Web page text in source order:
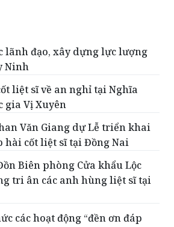
lãnh đạo, xây dựng lực lượng
Ninh
liệt sĩ về an nghỉ tại Nghĩa
gia Vị Xuyên
Văn Giang dự Lễ triển khai
hài cốt liệt sĩ tại Đồng Nai
Biên phòng Cửa khẩu Lộc
tri ân các anh hùng liệt sĩ tại
các hoạt động “đền ơn đáp